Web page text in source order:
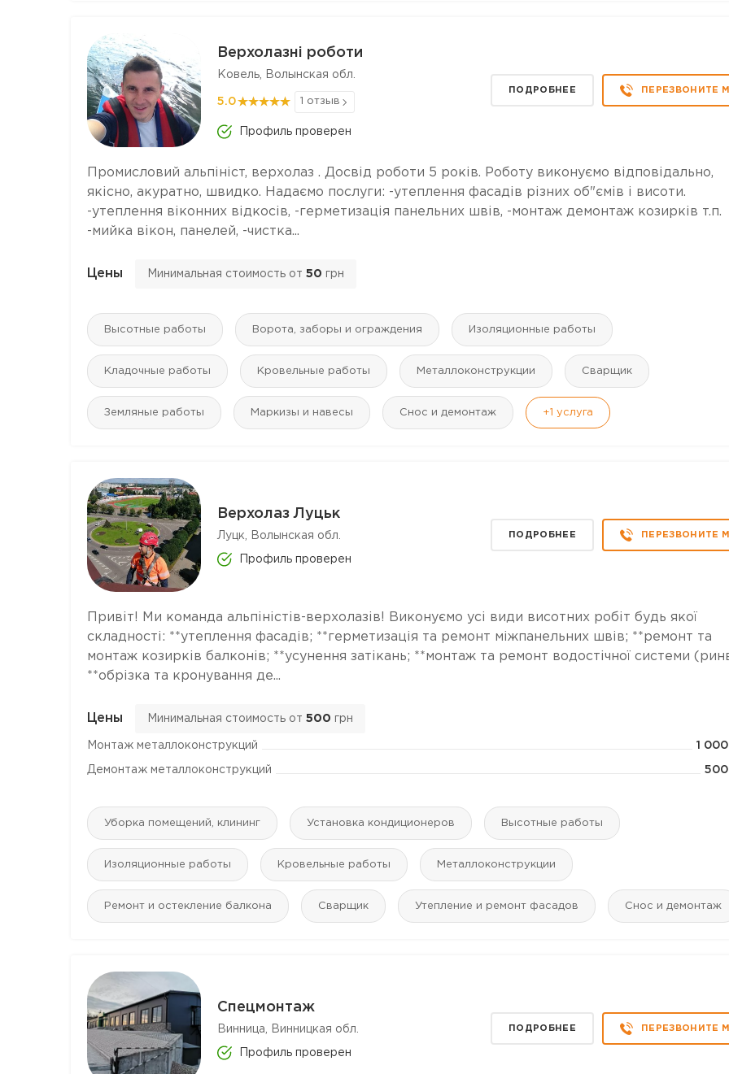
Верхолазні роботи
Ковель, Волынская обл.
5.0 1 отзыв
Профиль проверен
ПОДРОБНЕЕ ПЕРЕЗВОНИТЕ
Промисловий альпініст, верхолаз . Досвід роботи 5 років. Роботу виконуємо відповідально,
якісно, акуратно, швидко. Надаємо послуги: -утеплення фасадів різних об"ємів і висоти.
-утеплення віконних відкосів, -герметизація панельних швів, -монтаж демонтаж козирків т.п.
-мийка вікон, панелей, -чистка...
Цены Минимальная стоимость от 50 грн
Высотные работы Ворота, заборы и ограждения Изоляционные работы
Кладочные работы Кровельные работы Mеталлоконструкции Сварщик
Земляные работы Маркизы и навесы Снос и демонтаж +1 услуга
Верхолаз Луцьк
Луцк, Волынская обл.
Профиль проверен
ПОДРОБНЕЕ ПЕРЕЗВОНИТЕ
Привіт! Ми команда альпіністів-верхолазів! Виконуємо усі види висотних робіт будь якої
складності: **утеплення фасадів; **герметизація та ремонт міжпанельних швів; **ремонт та
монтаж козирків балконів; **усунення затікань; **монтаж та ремонт водостічної системи
**обрізка та кронування де...
Цены Минимальная стоимость от 500 грн
Монтаж металлоконструкций 1 000
Демонтаж металлоконструкций 500
Уборка помещений, клининг Установка кондиционеров Высотные работы
Изоляционные работы Кровельные работы Mеталлоконструкции
Ремонт и остекление балкона Сварщик Утепление и ремонт фасадов Снос и демонтаж
Спецмонтаж
Винница, Винницкая обл.
Профиль проверен
ПОДРОБНЕЕ ПЕРЕЗВОНИТЕ